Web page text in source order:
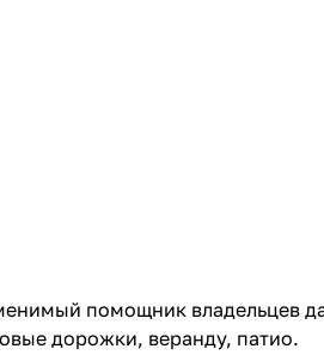
помощник владельцев
дорожки, веранду, патио.